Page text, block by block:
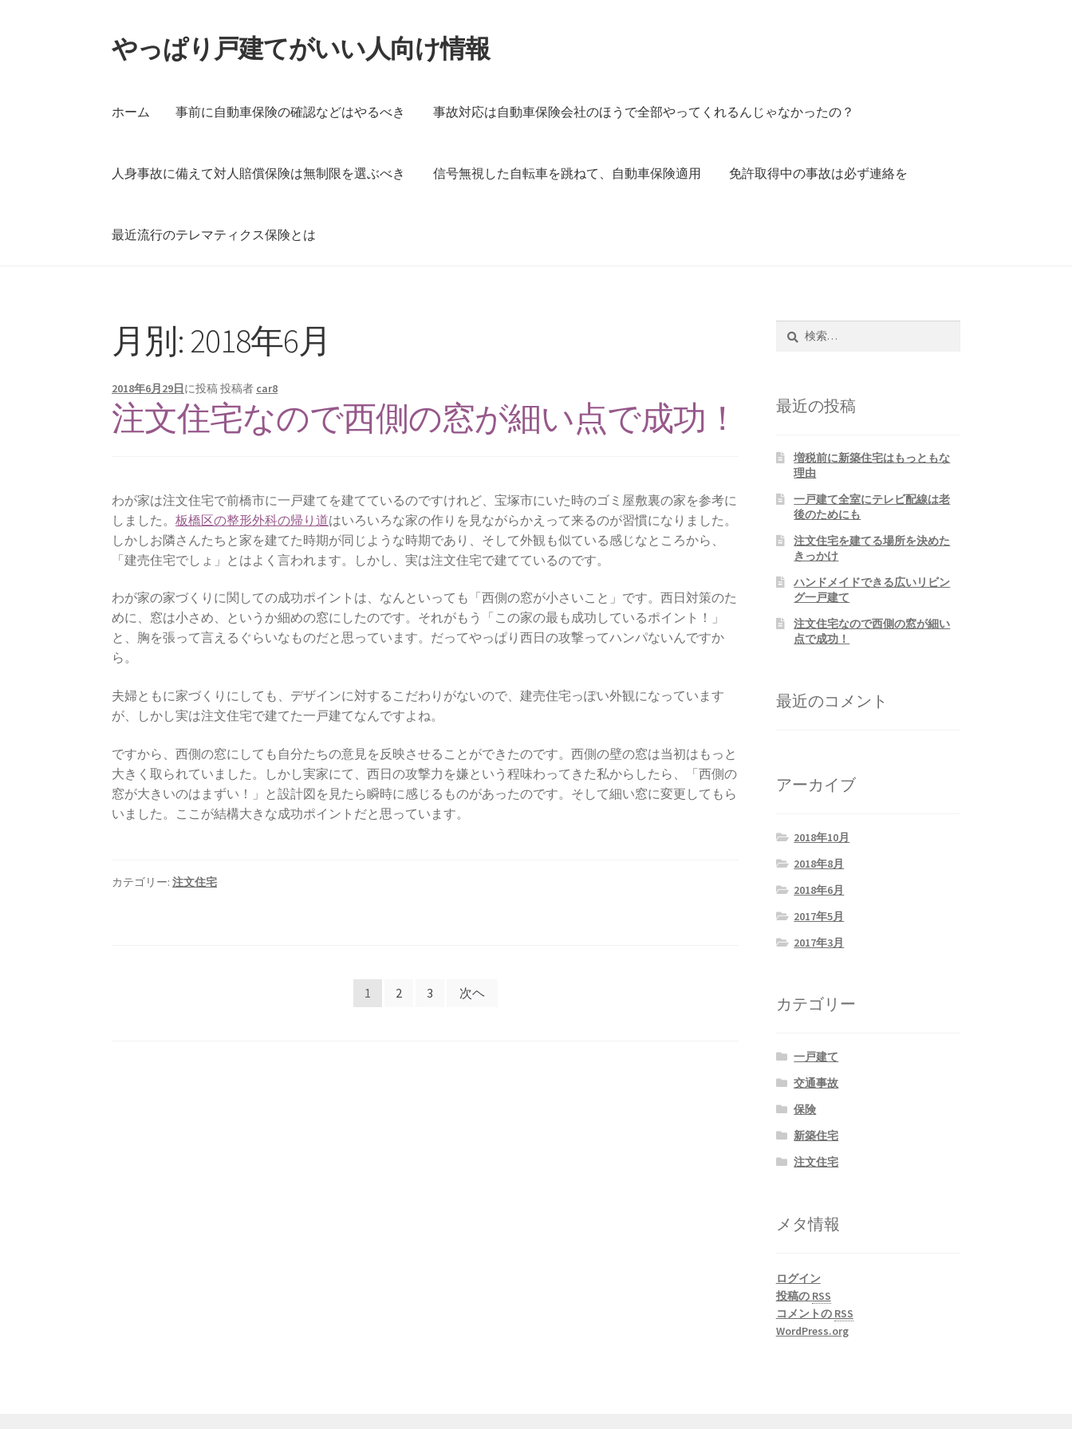
ナ
ビ
シ
へ
ッ
コ
ン
ツ
キ
やっぱり戸建てがいい人向け情報
ホーム 事前に自動車保険の確認などはやるべき 事故対応は自動車保険会社のほうで全部やってくれるんじゃなかったの？
人身事故に備えて対人賠償保険は無制限を選ぶべき 信号無視した自転車を跳ねて、自動車保険適用 免許取得中の事故は必ず連絡を
最近流行のテレマティクス保険とは
人身事故に備えて対人賠償保険は無制限を選ぶべき 免許取得中の事故は必ず連絡を
月別: 2018年6月
2018年6月29日に投稿投稿者 car8
注文住宅なので西側の窓が細い点で成功！
わが家は注文住宅で前橋市に一戸建てを建てているのですけれど、宝塚市にいた時のゴミ屋敷裏の家を参考に
しました。板橋区の整形外科の帰り道はいろいろな家の作りを見ながらかえって来るのが習慣になりました。
しかしお隣さんたちと家を建てた時期が同じような時期であり、そして外観も似ている感じなところから、
「建売住宅でしょ」とはよく言われます。しかし、実は注文住宅で建てているのです。
わが家の家づくりに関しての成功ポイントは、なんといっても「西側の窓が小さいこと」です。西日対策のた
めに、窓は小さめ、というか細めの窓にしたのです。それがもう「この家の最も成功しているポイント！」
と、胸を張って言えるぐらいなものだと思っています。だってやっぱり西日の攻撃ってハンパないんですか
ら。
夫婦ともに家づくりにしても、デザインに対するこだわりがないので、建売住宅っぽい外観になっています
が、しかし実は注文住宅で建てた一戸建てなんですよね。
ですから、西側の窓にしても自分たちの意見を反映させることができたのです。西側の壁の窓は当初はもっと
大きく取られていました。しかし実家にて、西日の攻撃力を嫌という程味わってきた私からしたら、「西側の
窓が大きいのはまずい！」と設計図を見たら瞬時に感じるものがあったのです。そして細い窓に変更してもら
いました。ここが結構大きな成功ポイントだと思っています。
カテゴリー:注文住宅
1 2 3 次ヘ
最近の投稿
増税前に新築住宅はもっともな
理由
一戸建て全室にテレビ配線は老
後のためにも
注文住宅を建てる場所を決めた
きっかけ
ハンドメイドできる広いリビン
グ一戸建て
注文住宅なので西側の窓が細い
点で成功！
最近のコメント
アーカイブ
2018年10月
2018年8月
2018年6月
2017年5月
2017年3月
カテゴリー
一戸建て
交通事故
保険
新築住宅
注文住宅
メタ情報
ログイン
投稿の RSS
コメントの RSS
WordPress.org